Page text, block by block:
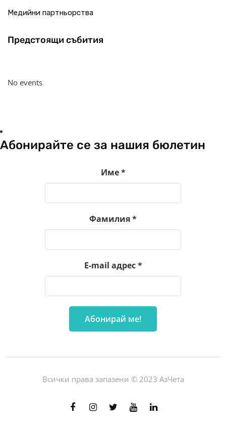
Медийни партньорства
Предстоящи събития
No events
Абонирайте се за нашия бюлетин
Име*
Фамилия*
E-mail адрес*
Всички права запазени © 2023 АзЧета